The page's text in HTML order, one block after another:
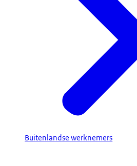
Buitenlandse werknemers